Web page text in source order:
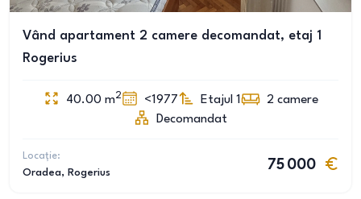
Vând apartament 2 camere decomandat, etaj 1
Rogerius
40.00 m2 <1977 Etajul 1 2 camere
Decomandat
Locație:
Oradea, Rogerius
75 000